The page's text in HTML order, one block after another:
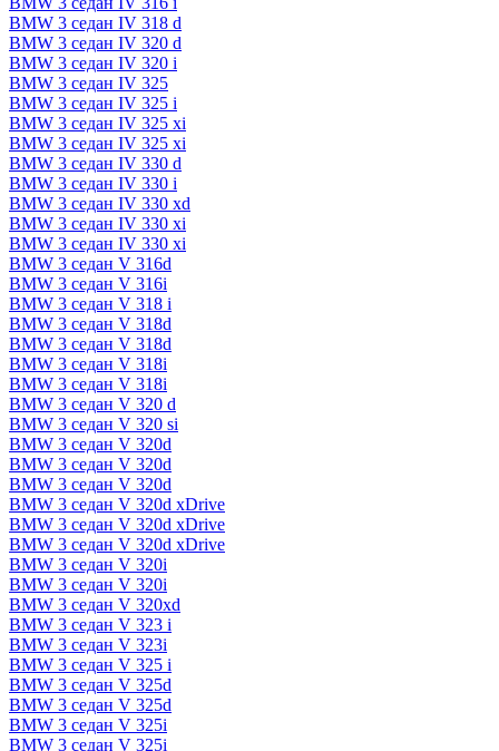
BMW 3 седан IV 318 d
BMW 3 седан IV 320 d
BMW 3 седан IV 320 i
BMW 3 седан IV 325
BMW 3 седан IV 325 i
BMW 3 седан IV 325 xi
BMW 3 седан IV 325 xi
BMW 3 седан IV 330 d
BMW 3 седан IV 330 i
BMW 3 седан IV 330 xd
BMW 3 седан IV 330 xi
BMW 3 седан IV 330 xi
BMW 3 седан V 316d
BMW 3 седан V 316i
BMW 3 седан V 318 i
BMW 3 седан V 318d
BMW 3 седан V 318d
BMW 3 седан V 318i
BMW 3 седан V 318i
BMW 3 седан V 320 d
BMW 3 седан V 320 si
BMW 3 седан V 320d
BMW 3 седан V 320d
BMW 3 седан V 320d
BMW 3 седан V 320d xDrive
BMW 3 седан V 320d xDrive
BMW 3 седан V 320d xDrive
BMW 3 седан V 320i
BMW 3 седан V 320i
BMW 3 седан V 320xd
BMW 3 седан V 323 i
BMW 3 седан V 323i
BMW 3 седан V 325 i
BMW 3 седан V 325d
BMW 3 седан V 325d
BMW 3 седан V 325i
BMW 3 седан V 325i